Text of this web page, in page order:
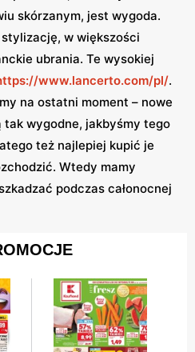
skórzanym, jest wygoda.
w większości
ubrania. Te wysokiej
www.lancerto.com/pl/.
na ostatni moment – nowe
tak wygodne, jakbyśmy tego
też najlepiej kupić je
Wtedy mamy
podczas całonocnej